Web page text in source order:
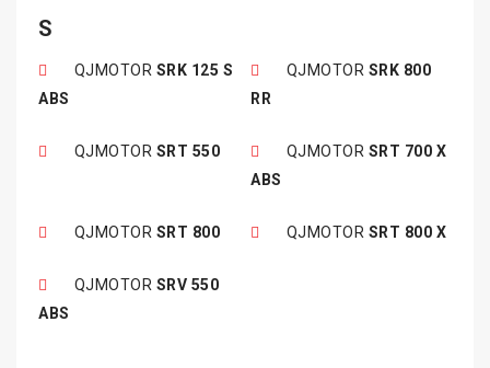
S
QJMOTOR SRK 125 S
ABS
QJMOTOR SRK 800
RR
QJMOTOR SRT 550 QJMOTOR SRT 700 X
ABS
QJMOTOR SRT 800 QJMOTOR SRT 800 X
QJMOTOR SRV 550
ABS